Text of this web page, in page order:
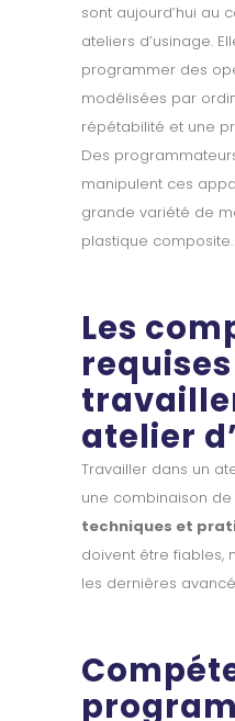
sont aujourd’hui au
ateliers d’usinage.
programmer des
modélisées par
répétabilité et une
Des
manipulent ces
grande variété de
plastique composite.
Les
atelier
Travailler dans un
une combinaison de
techniques et
doivent être fiables,
les dernières